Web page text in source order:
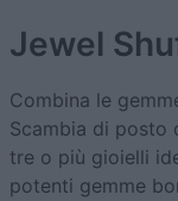
Jewel
Combina le
Scambia di posto
tre o più gioielli
potenti gemme